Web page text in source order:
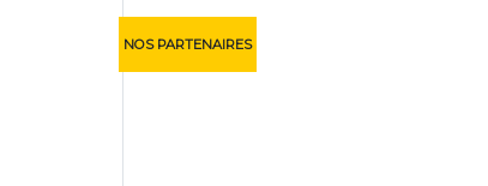
NOS PARTENAIRES